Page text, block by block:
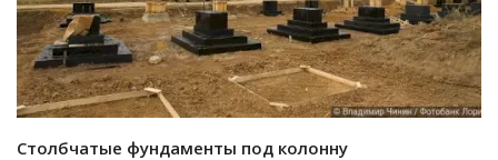
Столбчатые фундаменты под колонну